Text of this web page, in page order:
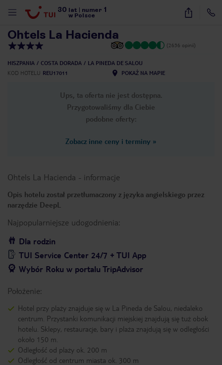
30 lat numer 1
w Polsce
38
Ohtels La Hacienda
(2636 opinii)
HISZPANIA COSTA DORADA
LA PINEDA DE SALOU
KOD HOTELU REU17011 POKAŻ NA MAPIE
Ups, ta oferta nie jest dostępna.
Przygotowaliśmy dla Ciebie
podobne oferty:
Zobacz inne ceny i terminy »
Ohtels La Hacienda - informacje
Opis hotelu został przetłumaczony z języka angielskiego przez
narzędzie DeepL
Najpopularniejsze udogodnienia:
Dla rodzin
TUI Service Center 24/7 + TUI App
Wybór Roku w portalu TripAdvisor
Położenie:
Hotel przy plaży znajduje się w La Pineda de Salou, niedaleko
centrum. Przystanki komunikacji miejskiej znajdują się tuż obok
hotelu. Sklepy, restauracje, bary i plaża znajdują się w odległości
około 150 m.
Odległość od plaży ok. 200 m
Odległość od centrum miasta ok. 300 m